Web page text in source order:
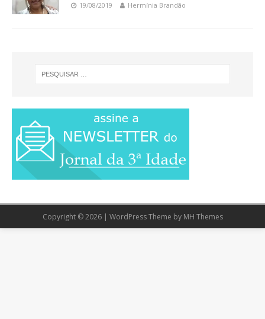
19/08/2019 Hermínia Brandão
Copyright © 2026 | WordPress Theme by MH Themes